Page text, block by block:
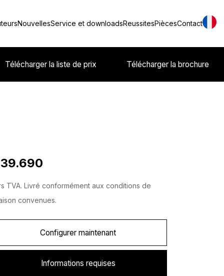
NouvellesService et downloadsReussitesPiècesContact
Télécharger la liste de prix Télécharger la brochure
TVA. Livré conformément aux conditions de
convenues.
Configurer maintenant
Informations requises